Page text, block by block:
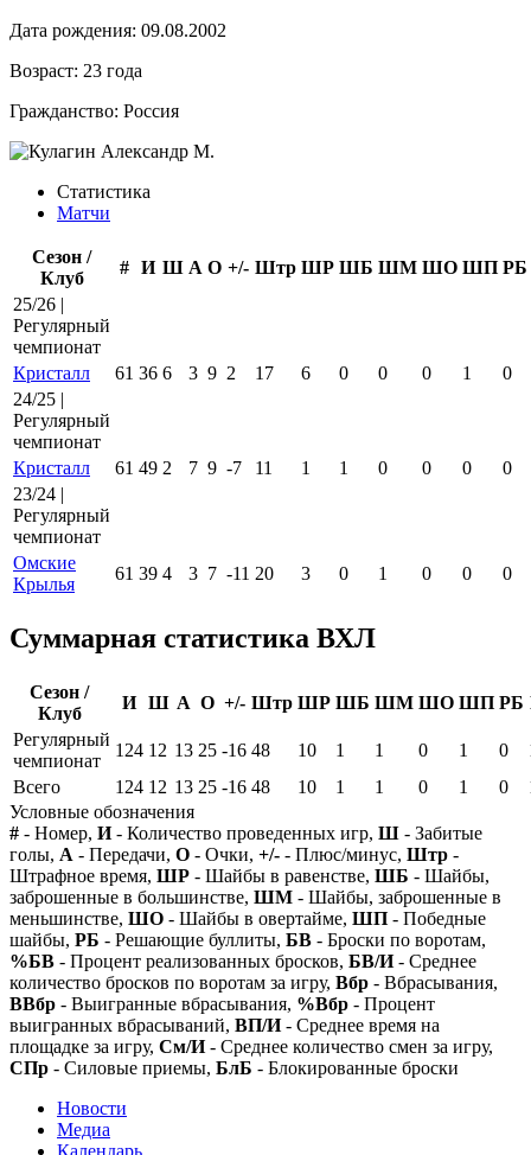
Дата рождения: 09.08.2002
Возраст: 23 года
Гражданство: Россия
Статистика
Матчи
Сезон /
Клуб
# И Ш А О +/- Штр ШР ШБ ШМ ШО ШП РБ
25/26 |
Регулярный
чемпионат
Кристалл
61 36 6 3 9 2 17 6 0 0 0 1
0
24/25 |
Регулярный
чемпионат
Кристалл
61 49 2 7 9 -7 11 1 1 0 0 0
0
23/24 |
Регулярный
чемпионат
Омские
Крылья
61 39 4 3 7 -11 20 3 0 1 0 0 0
Суммарная статистика ВХЛ
Сезон /
Клуб
И Ш А О +/- Штр ШР ШБ ШМ ШО ШП РБ
Регулярный
чемпионат
124 12 13 25 -16 48 10 1 1 0 1 0
Всего
124 12 13 25 -16 48 10 1 1 0 1 0
Условные обозначения
# - Номер, И- Количество проведенных игр, Ш - Забитые
голы, А - Передачи, О - Очки, +/- - Плюс/минус, Штр -
Штрафное время, ШР - Шайбы в равенстве, ШБ - Шайбы,
заброшенные в большинстве, ШМ - Шайбы, заброшенные в
меньшинстве, ШО - Шайбы в овертайме, ШП - Победные
шайбы, РБ - Решающие буллиты, БВ - Броски по воротам,
%БВ - Процент реализованных бросков, БВ/И- Среднее
количество бросков по воротам за игру, Вбр - Вбрасывания,
ВВбр - Выигранные вбрасывания, %Вбр - Процент
выигранных вбрасываний, ВП/И- Среднее время на
площадке за игру, См/И- Среднее количество смен за игру,
СПр - Силовые приемы, БлБ - Блокированные броски
Новости
Медиа
Календарь